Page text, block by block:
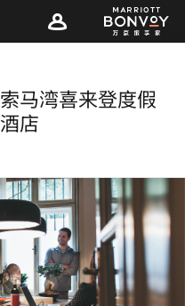
索马湾喜来登度假
酒店